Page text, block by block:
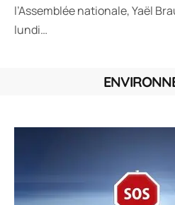
l’Assemblée nationale, Yaël
lundi…